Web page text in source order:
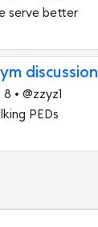
serve better
discussion
8 • @zzyz1
PEDs